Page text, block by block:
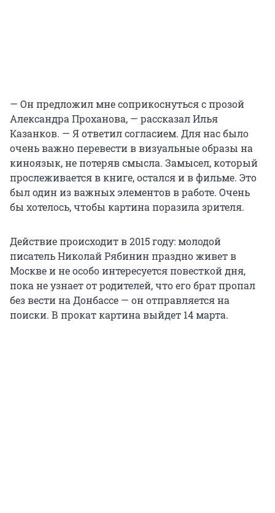
— Он предложил мне соприкоснуться с прозой
Александра Проханова, — рассказал Илья
Казанков. — Я ответил согласием. Для нас было
очень важно перевести в визуальные образы на
киноязык, не потеряв смысла. Замысел, который
прослеживается в книге, остался и в фильме. Это
был один из важных элементов в работе. Очень
бы хотелось, чтобы картина поразила зрителя.
Действие происходит в 2015 году: молодой
писатель Николай Рябинин праздно живет в
Москве и не особо интересуется повесткой дня,
пока не узнает от родителей, что его брат пропал
без вести на Донбассе — он отправляется на
поиски. В прокат картина выйдет 14 марта.